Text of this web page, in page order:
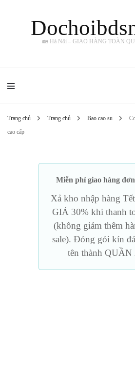
🏡 Hà Nội – GIAO HÀNG TOÀN
Trang chủ Trang chủ Bao cao su
cao cấp
Miễn phí giao hàng
Xả kho nhập hàng
GIÁ 30% khi thanh
(không giảm thêm
sale). Đóng gói kín
tên thành QUẦN